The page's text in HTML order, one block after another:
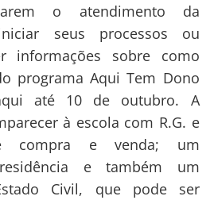
o atendimento da
seus processos ou
informações sobre como
programa Aqui Tem Dono
até 10 de outubro. A
à escola com R.G. e
compra e venda; um
e também um
Civil, que pode ser